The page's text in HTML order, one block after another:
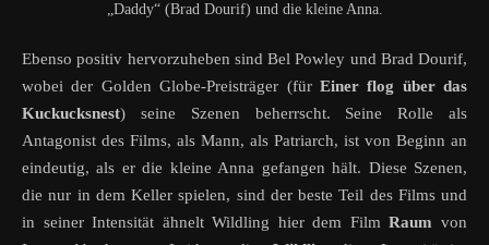
„Daddy“ (Brad Dourif) und die kleine Anna.
Ebenso positiv hervorzuheben sind Bel Powley und Brad Dourif,
wobei der Golden Globe-Preisträger (für Einer flog über das
Kuckucksnest) seine Szenen beherrscht. Seine Rolle als
Antagonist des Films, als Mann, als Patriarch, ist von Beginn an
eindeutig, als er die kleine Anna gefangen hält. Diese Szenen,
die nur in dem Keller spielen, sind der beste Teil des Films und
in seiner Intensität ähnelt Wildling hier dem Film Raum von